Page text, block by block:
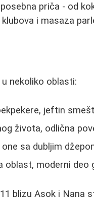
priča - od
i masaza
nekoliko oblasti:
jeftin
života, odlična
sa dubljim
oblast, moderni deo
blizu Asok i Nana